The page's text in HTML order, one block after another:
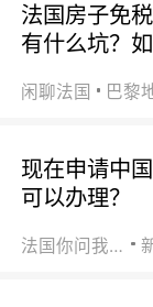
法国房子免
有什么坑？
闲聊法国 巴黎
现在申请中
可以办理？
法国你问我答